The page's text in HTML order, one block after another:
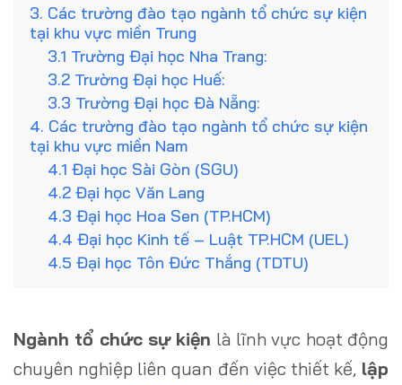
3. Các trường đào tạo ngành tổ chức sự kiện
tại khu vực miền Trung
3.1 Trường Đại học Nha Trang:
3.2 Trường Đại học Huế:
3.3 Trường Đại học Đà Nẵng:
4. Các trường đào tạo ngành tổ chức sự kiện
tại khu vực miền Nam
4.1 Đại học Sài Gòn (SGU)
4.2 Đại học Văn Lang
4.3 Đại học Hoa Sen (TP.HCM)
4.4 Đại học Kinh tế – Luật TP.HCM (UEL)
4.5 Đại học Tôn Đức Thắng (TDTU)
Ngành tổ chức sự kiện là lĩnh vực hoạt động
chuyên nghiệp liên quan đến việc thiết kế, lập